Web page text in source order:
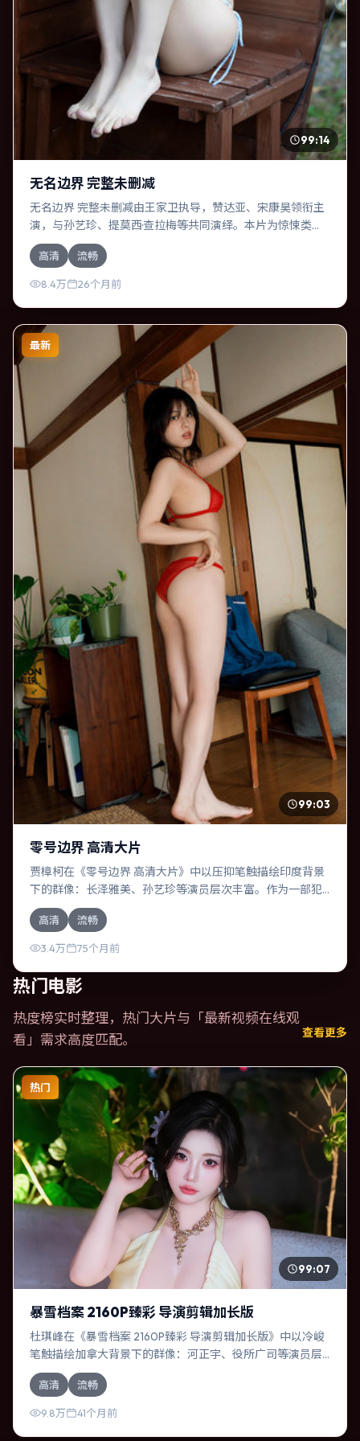
99:14
无名边界 完整未删减
无名边界 完整未删减由王家卫执导，赞达亚、宋康昊领衔主
演，与孙艺珍、提莫西·查拉梅等共同演绎。本片为惊悚类
型，主要班底与取景来自意大利。一次跨国行动在暴雨夜失
控，信任瞬间崩塌。影片整体气质压抑，节奏紧凑，人物动
机清晰，适合喜欢强情节与细腻表演的观众。
高清 流畅
8.4万 26个月前
最新
99:03
零号边界 高清大片
贾樟柯在《零号边界 高清大片》中以压抑笔触描绘印度背景
下的群像：长泽雅美、孙艺珍等演员层次丰富。作为一部犯
罪作品，故事从日常裂缝切入，逐步推向不可逆转的结局；
视听语言统一，情感落点克制有力。
高清 流畅
3.4万 75个月前
热门电影
热度榜实时整理，热门大片与「最新视频在线观
看 」需求高度匹配。 查看更多
热门
99:07
暴雪档案 2160P臻彩 导演剪辑加长版
杜琪峰在《暴雪档案 2160P臻彩 导演剪辑加长版》中以冷峻
笔触描绘加拿大背景下的群像：河正宇、役所广司等演员层
次丰富。作为一部科幻作品，故事从日常裂缝切入，逐步推
向不可逆转的结局；视听语言统一，情感落点克制有力。
高清 流畅
9.8万 41个月前